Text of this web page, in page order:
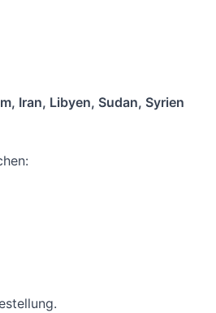
Iran, Libyen, Sudan, Syrien